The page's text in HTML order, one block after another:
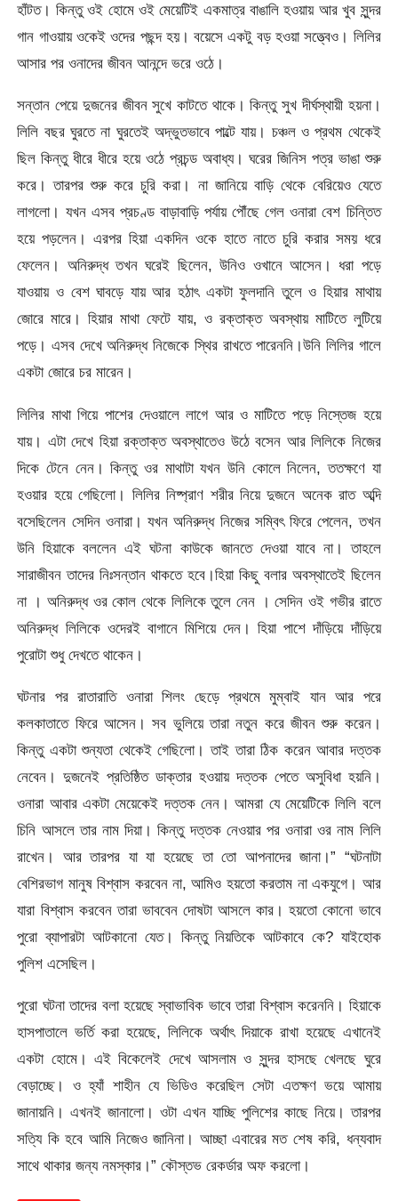
হাঁটত। কিন্তু ওই হোমে ওই মেয়েটিই একমাত্র বাঙালি হওয়ায় আর খুব সুন্দর
গান গাওয়ায় ওকেই ওদের পছন্দ হয়। বয়েসে একটু বড় হওয়া সত্ত্বেও। লিলির
আসার পর ওনাদের জীবন আনন্দে ভরে ওঠে।
সন্তান পেয়ে দুজনের জীবন সুখে কাটতে থাকে। কিন্তু সুখ দীর্ঘস্থায়ী হয়না।
লিলি বছর ঘুরতে না ঘুরতেই অদ্ভুতভাবে পাল্টে যায়। চঞ্চল ও প্রথম থেকেই
ছিল কিন্তু ধীরে ধীরে হয়ে ওঠে প্রচন্ড অবাধ্য। ঘরের জিনিস পত্র ভাঙা শুরু
করে। তারপর শুরু করে চুরি করা। না জানিয়ে বাড়ি থেকে বেরিয়েও যেতে
লাগলো। যখন এসব প্রচণ্ড বাড়াবাড়ি পর্যায় পৌঁছে গেল ওনারা বেশ চিন্তিত
হয়ে পড়লেন। এরপর হিয়া একদিন ওকে হাতে নাতে চুরি করার সময় ধরে
ফেলেন। অনিরুদ্ধ তখন ঘরেই ছিলেন, উনিও ওখানে আসেন। ধরা পড়ে
যাওয়ায় ও বেশ ঘাবড়ে যায় আর হঠাৎ একটা ফুলদানি তুলে ও হিয়ার মাথায়
জোরে মারে। হিয়ার মাথা ফেটে যায়, ও রক্তাক্ত অবস্থায় মাটিতে লুটিয়ে
পড়ে। এসব দেখে অনিরুদ্ধ নিজেকে স্থির রাখতে পারেননি।উনি লিলির গালে
একটা জোরে চর মারেন।
লিলির মাথা গিয়ে পাশের দেওয়ালে লাগে আর ও মাটিতে পড়ে নিস্তেজ হয়ে
যায়। এটা দেখে হিয়া রক্তাক্ত অবস্থাতেও উঠে বসেন আর লিলিকে নিজের
দিকে টেনে নেন। কিন্তু ওর মাথাটা যখন উনি কোলে নিলেন, ততক্ষণে যা
হওয়ার হয়ে গেছিলো। লিলির নিষ্প্রাণ শরীর নিয়ে দুজনে অনেক রাত অব্দি
বসেছিলেন সেদিন ওনারা। যখন অনিরুদ্ধ নিজের সম্বিৎ ফিরে পেলেন, তখন
উনি হিয়াকে বললেন এই ঘটনা কাউকে জানতে দেওয়া যাবে না। তাহলে
সারাজীবন তাদের নিঃসন্তান থাকতে হবে।হিয়া কিছু বলার অবস্থাতেই ছিলেন
না । অনিরুদ্ধ ওর কোল থেকে লিলিকে তুলে নেন । সেদিন ওই গভীর রাতে
অনিরুদ্ধ লিলিকে ওদেরই বাগানে মিশিয়ে দেন। হিয়া পাশে দাঁড়িয়ে দাঁড়িয়ে
পুরোটা শুধু দেখতে থাকেন।
ঘটনার পর রাতারাতি ওনারা শিলং ছেড়ে প্রথমে মুম্বাই যান আর পরে
কলকাতাতে ফিরে আসেন। সব ভুলিয়ে তারা নতুন করে জীবন শুরু করেন।
কিন্তু একটা শুন্যতা থেকেই গেছিলো। তাই তারা ঠিক করেন আবার দত্তক
নেবেন। দুজনেই প্রতিষ্ঠিত ডাক্তার হওয়ায় দত্তক পেতে অসুবিধা হয়নি।
ওনারা আবার একটা মেয়েকেই দত্তক নেন। আমরা যে মেয়েটিকে লিলি বলে
চিনি আসলে তার নাম দিয়া। কিন্তু দত্তক নেওয়ার পর ওনারা ওর নাম লিলি
রাখেন। আর তারপর যা যা হয়েছে তা তো আপনাদের জানা।” “ঘটনাটা
বেশিরভাগ মানুষ বিশ্বাস করবেন না, আমিও হয়তো করতাম না একযুগে। আর
যারা বিশ্বাস করবেন তারা ভাববেন দোষটা আসলে কার। হয়তো কোনো ভাবে
পুরো ব্যাপারটা আটকানো যেত। কিন্তু নিয়তিকে আটকাবে কে? যাইহোক
পুলিশ এসেছিল।
পুরো ঘটনা তাদের বলা হয়েছে স্বাভাবিক ভাবে তারা বিশ্বাস করেননি। হিয়াকে
হাসপাতালে ভর্তি করা হয়েছে, লিলিকে অর্থাৎ দিয়াকে রাখা হয়েছে এখানেই
একটা হোমে। এই বিকেলেই দেখে আসলাম ও সুন্দর হাসছে খেলছে ঘুরে
বেড়াচ্ছে। ও হ্যাঁ শাহীন যে ভিডিও করেছিল সেটা এতক্ষণ ভয়ে আমায়
জানায়নি। এখনই জানালো। ওটা এখন যাচ্ছি পুলিশের কাছে নিয়ে। তারপর
সত্যি কি হবে আমি নিজেও জানিনা। আচ্ছা এবারের মত শেষ করি, ধন্যবাদ
সাথে থাকার জন্য নমস্কার।” কৌস্তভ রেকর্ডার অফ করলো।